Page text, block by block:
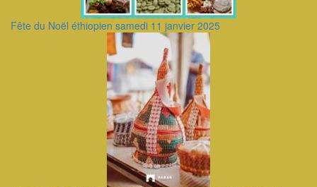
Fête du Noël éthiopien samedi 11 janvier 2025